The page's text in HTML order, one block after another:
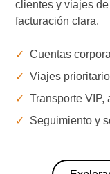
clientes y viajes
facturación clara.
✓
Cuentas
✓
Viajes
✓
Transporte VIP,
✓
Seguimiento y